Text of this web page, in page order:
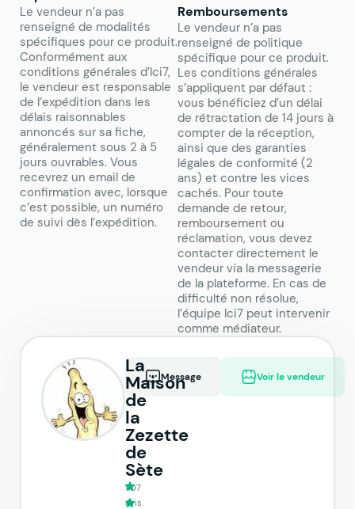
Le vendeur n’a pas
renseigné de modalités
spécifiques pour ce produit.
Conformément aux
conditions générales d’Ici7,
le vendeur est responsable
de l’expédition dans les
délais raisonnables
annoncés sur sa fiche,
généralement sous 2 à 5
jours ouvrables. Vous
recevrez un email de
confirmation avec, lorsque
c’est possible, un numéro
de suivi dès l’expédition.
Remboursements
Le vendeur n’a pas
renseigné de politique
spécifique pour ce produit.
Les conditions générales
s’appliquent par défaut :
vous bénéficiez d’un délai
de rétractation de 14 jours à
compter de la réception,
ainsi que des garanties
légales de conformité (2
ans) et contre les vices
cachés. Pour toute
demande de retour,
remboursement ou
réclamation, vous devez
contacter directement le
vendeur via la messagerie
de la plateforme. En cas de
difficulté non résolue,
l’équipe Ici7 peut intervenir
comme médiateur.
La
Maison
de
la
Zezette
de
Sète
1107
Avis
Message Voir le vendeur